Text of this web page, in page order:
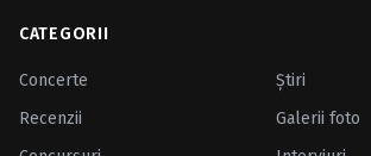
CATEGORII
Concerte
Ştiri
Recenzii
Galerii foto